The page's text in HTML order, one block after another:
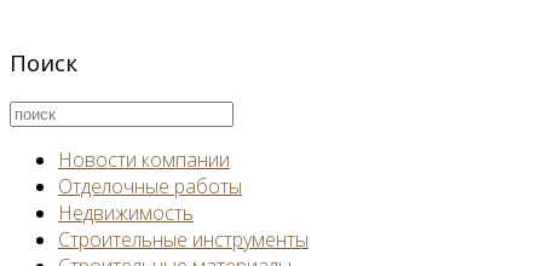
Поиск
Новости компании
Отделочные работы
Недвижимость
Строительные инструменты